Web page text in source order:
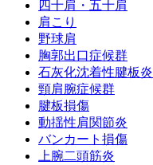
四十肩・五十肩
肩こり
野球肩
胸郭出口症候群
石灰化沈着性腱板炎
頸肩腕症候群
腱板損傷
動揺性肩関節炎
バンカート損傷
上腕二頭筋炎